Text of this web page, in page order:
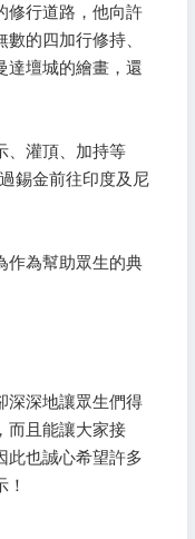
修行道路，他向許
的四加行修持、
達壇城的繪畫，還
、灌頂、加持等
錫金前往印度及尼
作為幫助眾生的典
深深地讓眾生們得
而且能讓大家接
此也誠心希望許多